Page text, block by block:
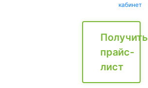
кабинет
Получить
прайс-
лист